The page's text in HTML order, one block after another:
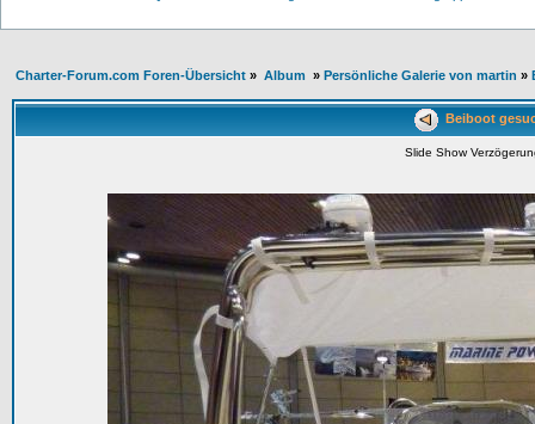
Charter-Forum.com Foren-Übersicht » Album » Persönliche Galerie von martin »
Beiboot
Slide Show